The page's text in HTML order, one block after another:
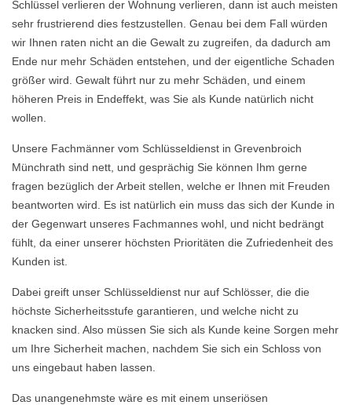
Schlüssel verlieren der Wohnung verlieren, dann ist auch meisten
sehr frustrierend dies festzustellen. Genau bei dem Fall würden
wir Ihnen raten nicht an die Gewalt zu zugreifen, da dadurch am
Ende nur mehr Schäden entstehen, und der eigentliche Schaden
größer wird. Gewalt führt nur zu mehr Schäden, und einem
höheren Preis in Endeffekt, was Sie als Kunde natürlich nicht
wollen.
Unsere Fachmänner vom Schlüsseldienst in Grevenbroich
Münchrath sind nett, und gesprächig Sie können Ihm gerne
fragen bezüglich der Arbeit stellen, welche er Ihnen mit Freuden
beantworten wird. Es ist natürlich ein muss das sich der Kunde in
der Gegenwart unseres Fachmannes wohl, und nicht bedrängt
fühlt, da einer unserer höchsten Prioritäten die Zufriedenheit des
Kunden ist.
Dabei greift unser Schlüsseldienst nur auf Schlösser, die die
höchste Sicherheitsstufe garantieren, und welche nicht zu
knacken sind. Also müssen Sie sich als Kunde keine Sorgen mehr
um Ihre Sicherheit machen, nachdem Sie sich ein Schloss von
uns eingebaut haben lassen.
Das unangenehmste wäre es mit einem unseriösen